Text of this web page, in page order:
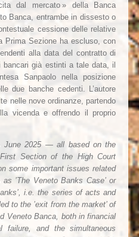
dal mercato » della Banca
Banca, entrambe in dissesto o
cessione delle relative
Prima Sezione ha escluso, con
alla data del contratto di
bancari già estinti a tale data, il
Sanpaolo nella posizione
due banche cedenti. L’autore
nelle nove ordinanze, partendo
vicenda e offrendo il proprio
June 2025 — all based on the
Section of the High Court
some important issues related
’The Veneto Banks Case’ or
i.e. the series of acts and
to the ’exit from the market’ of
Veneto Banca, both in financial
and the simultaneous